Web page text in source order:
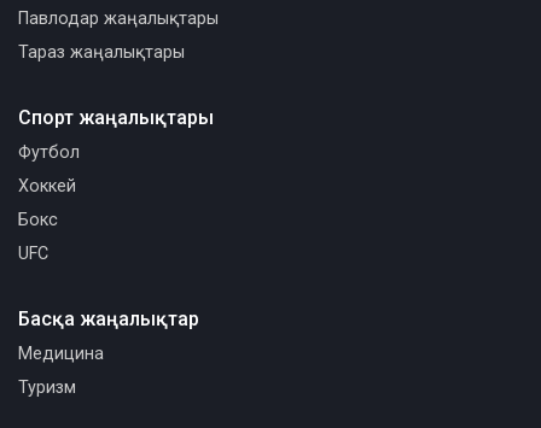
Павлодар жаңалықтары
Тараз жаңалықтары
Спорт жаңалықтары
Футбол
Хоккей
Бокс
UFC
Басқа жаңалықтар
Медицина
Туризм